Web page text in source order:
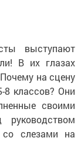
выступают
В их глазах
на сцену
8 классов? Они
своими
слезами на